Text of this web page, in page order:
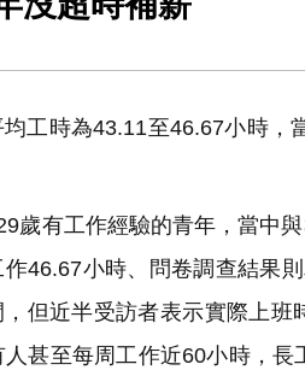
工時為43.11至46.67小時，
歲有工作經驗的青年，當中
46.67小時、問卷調查結果
但近半受訪者表示實際上
甚至每周工作近60小時，